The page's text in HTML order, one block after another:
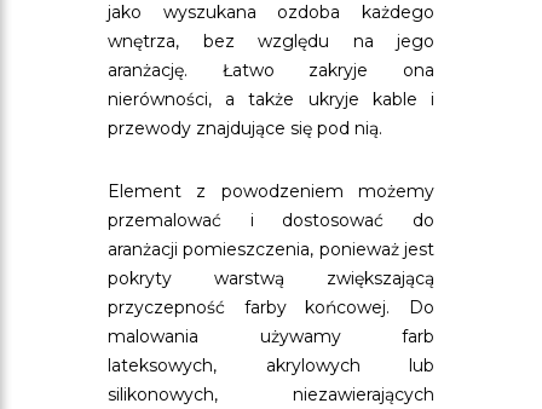
jako wyszukana ozdoba każdego
wnętrza, bez względu na jego
aranżację. Łatwo zakryje ona
nierówności, a także ukryje kable i
przewody znajdujące się pod nią.
Element z powodzeniem możemy
przemalować i dostosować do
aranżacji pomieszczenia, ponieważ jest
pokryty warstwą zwiększającą
przyczepność farby końcowej. Do
malowania używamy farb
lateksowych, akrylowych lub
silikonowych, niezawierających